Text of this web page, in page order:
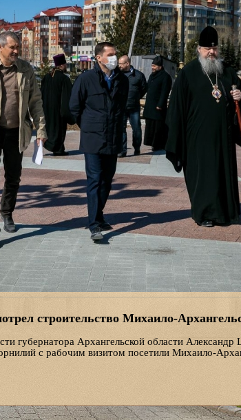
строительство Михаило-
губернатора Архангельской области Александр
с рабочим визитом посетили Михаило-
Яскорский рассказал руководителям о работах,